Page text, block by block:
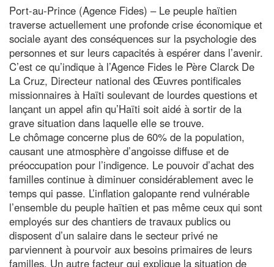
Port-au-Prince (Agence Fides) – Le peuple haïtien
traverse actuellement une profonde crise économique et
sociale ayant des conséquences sur la psychologie des
personnes et sur leurs capacités à espérer dans l’avenir.
C’est ce qu’indique à l’Agence Fides le Père Clarck De
La Cruz, Directeur national des Œuvres pontificales
missionnaires à Haïti soulevant de lourdes questions et
lançant un appel afin qu’Haïti soit aidé à sortir de la
grave situation dans laquelle elle se trouve.
Le chômage concerne plus de 60% de la population,
causant une atmosphère d’angoisse diffuse et de
préoccupation pour l’indigence. Le pouvoir d’achat des
familles continue à diminuer considérablement avec le
temps qui passe. L’inflation galopante rend vulnérable
l’ensemble du peuple haïtien et pas même ceux qui sont
employés sur des chantiers de travaux publics ou
disposent d’un salaire dans le secteur privé ne
parviennent à pourvoir aux besoins primaires de leurs
familles. Un autre facteur qui explique la situation de